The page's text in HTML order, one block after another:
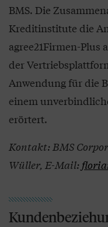
BMS. Die
Kreditinstitute die
agree21Firmen-
der
Anwendung für die
einem
erörtert.
Kontakt: BMS
Wüller, E-Mail: